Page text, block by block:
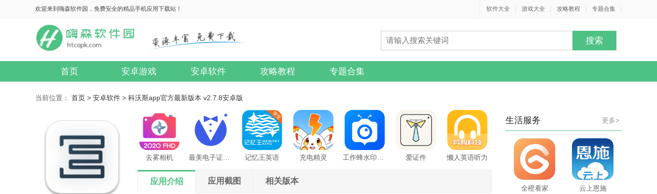
欢迎来到嗨森软件园，免费安全的精品手机应用下载站！ 软件大全 游戏大全 攻略教程 专题合集
首页 安卓游戏 安卓软件 攻略教程 专题合集
当前位置： 首页 > 安卓软件 > 科沃斯app官方最新版本 v2.7.8安卓版
去雾相机 记忆王英语 充电精灵 爱证件 懒人英语听力
应用介绍 应用截图 相关版本
更多>
生活服务
全橙看家 云上恩施